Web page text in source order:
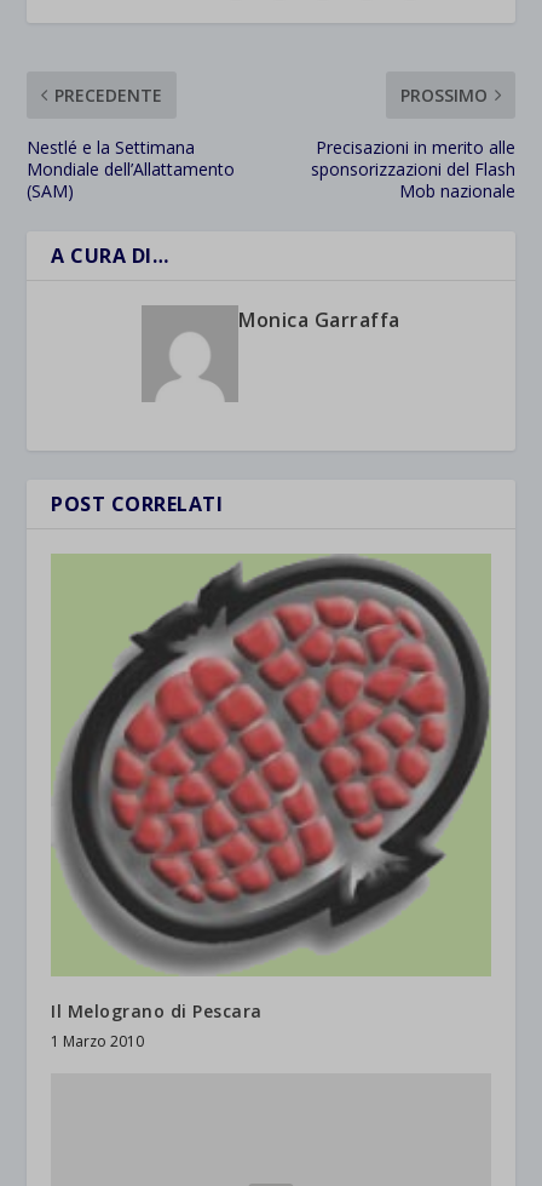
PRECEDENTE
Nestlé e la Settimana
Mondiale dell’Allattamento
(SAM)
PROSSIMO
Precisazioni in merito alle
sponsorizzazioni del Flash
Mob nazionale
A CURA DI…
Monica Garraffa
POST CORRELATI
Il Melograno di Pescara
1 Marzo 2010